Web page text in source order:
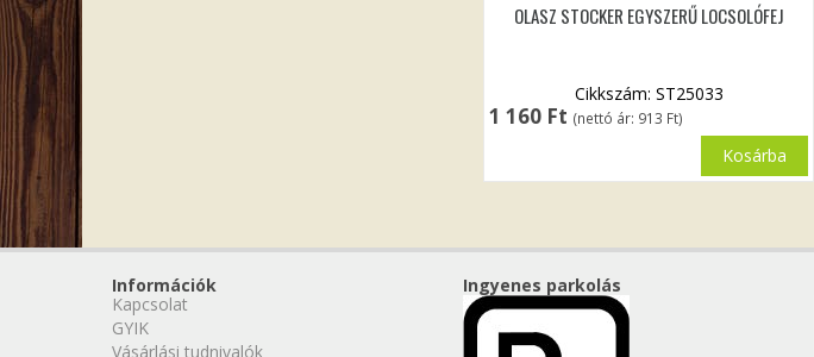
OLASZ STOCKER EGYSZERŰ LOCSOLÓFEJ
1 160 Ft (nettó ár: 913 Ft)
Cikkszám: ST25033
Kosárba
Információk
Kapcsolat
GYIK
Vásárlási tudnivalók
Ingyenes parkolás